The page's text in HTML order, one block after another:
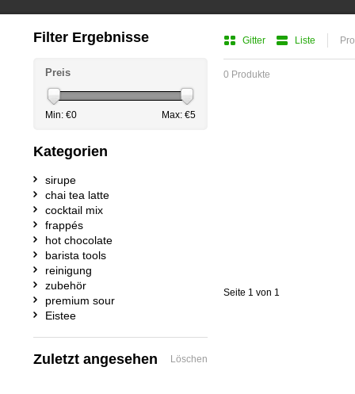
Gitter Liste
0 Produkte
Seite 1 von 1
Filter Ergebnisse
Preis
Min: €0 Max: €5
Kategorien
sirupe
chai tea latte
cocktail mix
frappés
hot chocolate
barista tools
reinigung
zubehör
premium sour
Eistee
Zuletzt angesehen Löschen